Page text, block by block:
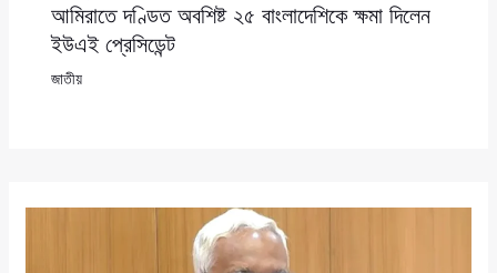
আমিরাতে দণ্ডিত অবশিষ্ট ২৫ বাংলাদেশিকে ক্ষমা দিলেন
ইউএই প্রেসিডেন্ট
জাতীয়